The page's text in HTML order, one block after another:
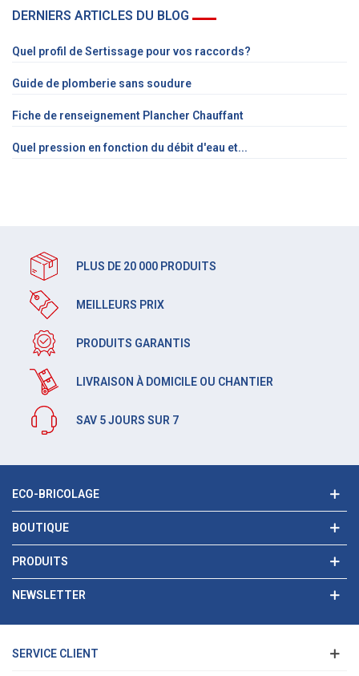
DERNIERS ARTICLES DU BLOG
Quel profil de Sertissage pour vos raccords?
Guide de plomberie sans soudure
Fiche de renseignement Plancher Chauffant
Quel pression en fonction du débit d'eau et...
PLUS DE 20 000 PRODUITS
MEILLEURS PRIX
PRODUITS GARANTIS
LIVRAISON À DOMICILE OU CHANTIER
SAV 5 JOURS SUR 7
ECO-BRICOLAGE
BOUTIQUE
PRODUITS
NEWSLETTER
SERVICE CLIENT